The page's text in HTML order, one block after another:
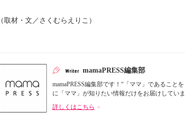
（取材・文／さくむらえりこ）
mamaPRESS編集部
mamaPRESS編集部です！“「ママ」であること
に「ママ」が知りたい情報だけをお届けしてい
詳しくはこちら